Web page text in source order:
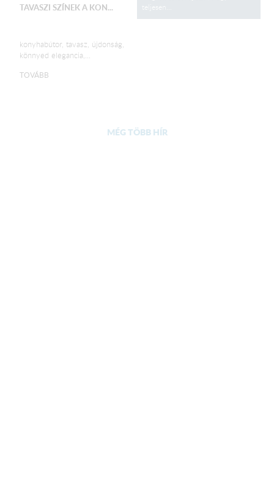
TAVASZI SZÍNEK A KON...
konyhabútor, tavasz, újdonság,
könnyed elegancia,...
TOVÁBB
teljesen...
MÉG TÖBB HÍR